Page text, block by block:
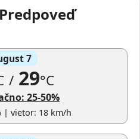
7
/29°C
25-50%
| vietor: 18 km/h